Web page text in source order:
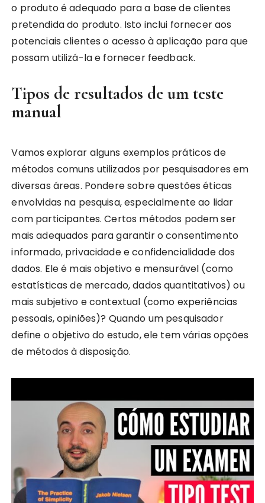
o produto é adequado para a base de clientes
pretendida do produto. Isto inclui fornecer aos
potenciais clientes o acesso à aplicação para que
possam utilizá-la e fornecer feedback.
Tipos de resultados de um teste
manual
Vamos explorar alguns exemplos práticos de
métodos comuns utilizados por pesquisadores em
diversas áreas. Pondere sobre questões éticas
envolvidas na pesquisa, especialmente ao lidar
com participantes. Certos métodos podem ser
mais adequados para garantir o consentimento
informado, privacidade e confidencialidade dos
dados. Ele é mais objetivo e mensurável (como
estatísticas de mercado, dados quantitativos) ou
mais subjetivo e contextual (como experiências
pessoais, opiniões)? Quando um pesquisador
define o objetivo do estudo, ele tem várias opções
de métodos à disposição.